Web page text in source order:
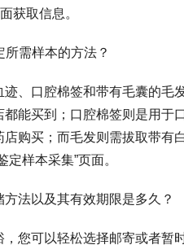
获取信息。
需样本的方法？
、口腔棉签和带有毛囊的毛
能买到；口腔棉签则是用
购买；而毛发则需拔取带有
定样本采集”页面。
法以及其有效期限是多久？
您可以轻松选择邮寄或者暂